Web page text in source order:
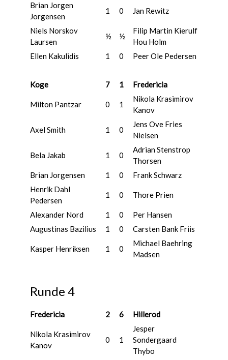
Brian Jorgen
Jorgensen
1 0 Jan Rewitz
Niels Norskov
Laursen
½ ½
Filip Martin Kierulf
Hou Holm
Ellen Kakulidis
1 0 Peer Ole Pedersen
Koge 7 1 Fredericia
Milton Pantzar 0 1
Nikola Krasimirov
Kanov
Axel Smith 1 0
Jens Ove Fries
Nielsen
Bela Jakab 1 0
Adrian Stenstrop
Thorsen
Brian Jorgensen
1 0
Frank Schwarz
Henrik Dahl
Pedersen
1 0 Thore Prien
Alexander Nord 1 0
Per Hansen
Augustinas Bazilius
1 0 Carsten Bank Friis
Kasper Henriksen 1 0
Michael Baehring
Madsen
Runde 4
Fredericia 2 6 Hillerod
Nikola Krasimirov
Kanov
0 1
Jesper
Sondergaard
Thybo